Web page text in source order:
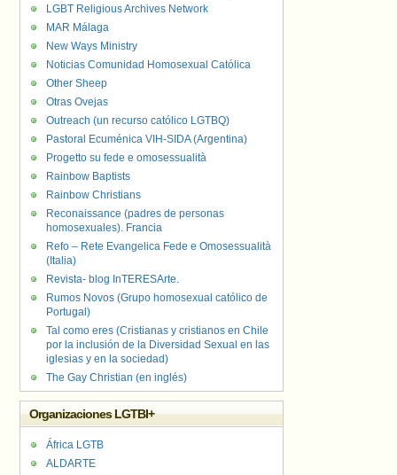
LGBT Religious Archives Network
MAR Málaga
New Ways Ministry
Noticias Comunidad Homosexual Católica
Other Sheep
Otras Ovejas
Outreach (un recurso católico LGTBQ)
Pastoral Ecuménica VIH-SIDA (Argentina)
Progetto su fede e omosessualità
Rainbow Baptists
Rainbow Christians
Reconaissance (padres de personas
homosexuales). Francia
Refo – Rete Evangelica Fede e Omosessualità
(Italia)
Revista- blog InTERESArte.
Rumos Novos (Grupo homosexual católico de
Portugal)
Tal como eres (Cristianas y cristianos en Chile
por la inclusión de la Diversidad Sexual en las
iglesias y en la sociedad)
The Gay Christian (en inglés)
Organizaciones LGTBI+
África LGTB
ALDARTE